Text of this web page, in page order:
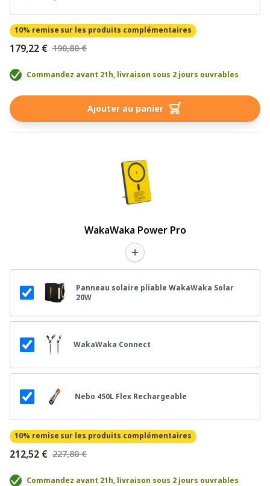
10% remise sur les produits complémentaires
179,22 € 190,80 €
Commandez avant 21h, livraison sous 2 jours ouvrables
Ajouter au panier
WakaWaka Power Pro
Panneau solaire pliable WakaWaka Solar
20W
WakaWaka Connect
Nebo 450L Flex Rechargeable
10% remise sur les produits complémentaires
212,52 € 227,80 €
Commandez avant 21h, livraison sous 2 jours ouvrables